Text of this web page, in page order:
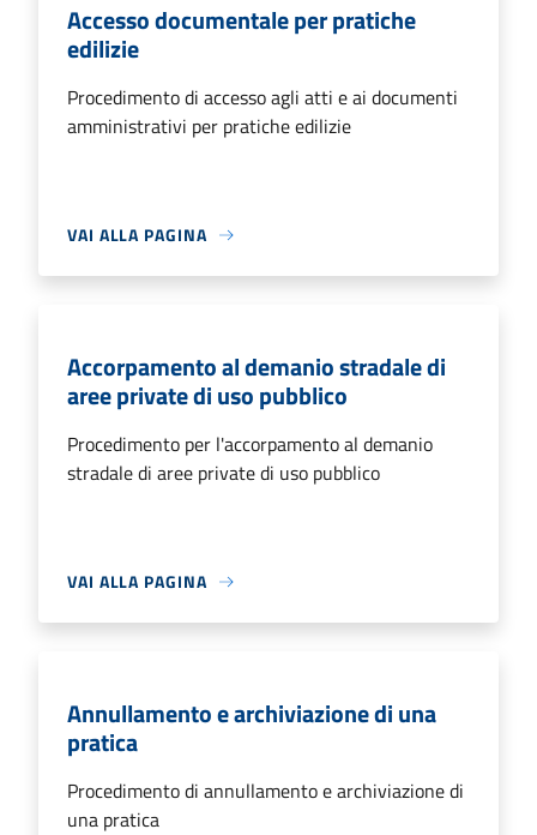
Accesso documentale per pratiche
edilizie
Procedimento di accesso agli atti e ai documenti
amministrativi per pratiche edilizie
VAI ALLA PAGINA
Accorpamento al demanio stradale di
aree private di uso pubblico
Procedimento per l'accorpamento al demanio
stradale di aree private di uso pubblico
VAI ALLA PAGINA
Annullamento e archiviazione di una
pratica
Procedimento di annullamento e archiviazione di
una pratica